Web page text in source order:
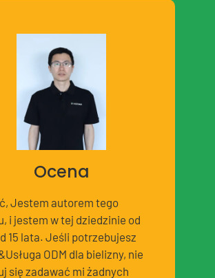
Ocena
Jestem autorem tego
i jestem w tej dziedzinie od
15 lata. Jeśli potrzebujesz
ODM dla bielizny, nie
się zadawać mi żadnych